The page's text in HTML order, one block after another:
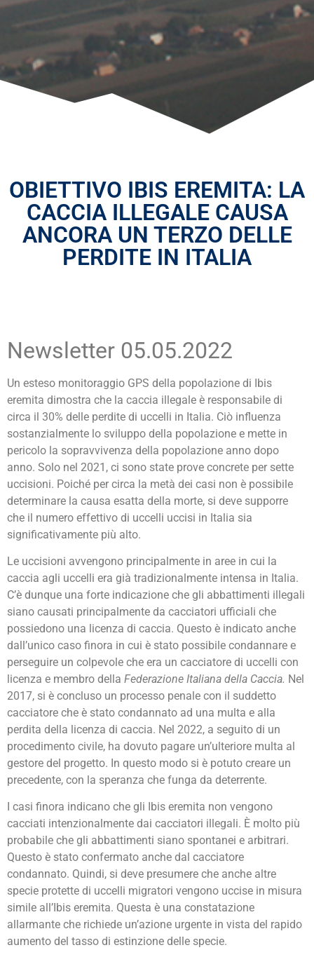
OBIETTIVO IBIS EREMITA: LA
CACCIA ILLEGALE CAUSA
ANCORA UN TERZO DELLE
PERDITE IN ITALIA
Newsletter 05.05.2022
Un esteso monitoraggio GPS della popolazione di Ibis
eremita dimostra che la caccia illegale è responsabile di
circa il 30% delle perdite di uccelli in Italia. Ciò influenza
sostanzialmente lo sviluppo della popolazione e mette in
pericolo la sopravvivenza della popolazione anno dopo
anno. Solo nel 2021, ci sono state prove concrete per sette
uccisioni. Poiché per circa la metà dei casi non è possibile
determinare la causa esatta della morte, si deve supporre
che il numero effettivo di uccelli uccisi in Italia sia
significativamente più alto.
Le uccisioni avvengono principalmente in aree in cui la
caccia agli uccelli era già tradizionalmente intensa in Italia.
C’è dunque una forte indicazione che gli abbattimenti illegali
siano causati principalmente da cacciatori ufficiali che
possiedono una licenza di caccia. Questo è indicato anche
dall’unico caso finora in cui è stato possibile condannare e
perseguire un colpevole che era un cacciatore di uccelli con
licenza e membro della Federazione Italiana della Caccia. Nel
2017, si è concluso un processo penale con il suddetto
cacciatore che è stato condannato ad una multa e alla
perdita della licenza di caccia. Nel 2022, a seguito di un
procedimento civile, ha dovuto pagare un’ulteriore multa al
gestore del progetto. In questo modo si è potuto creare un
precedente, con la speranza che funga da deterrente.
I casi finora indicano che gli Ibis eremita non vengono
cacciati intenzionalmente dai cacciatori illegali. È molto più
probabile che gli abbattimenti siano spontanei e arbitrari.
Questo è stato confermato anche dal cacciatore
condannato. Quindi, si deve presumere che anche altre
specie protette di uccelli migratori vengono uccise in misura
simile all’Ibis eremita. Questa è una constatazione
allarmante che richiede un’azione urgente in vista del rapido
aumento del tasso di estinzione delle specie.